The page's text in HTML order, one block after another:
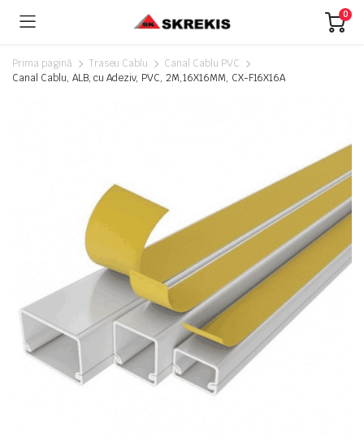
0
Prima pagină Traseu Cablu
Canal Cablu PVC
Canal Cablu, ALB, cu Adeziv, PVC, 2M,16X16MM, CX-F16X16A